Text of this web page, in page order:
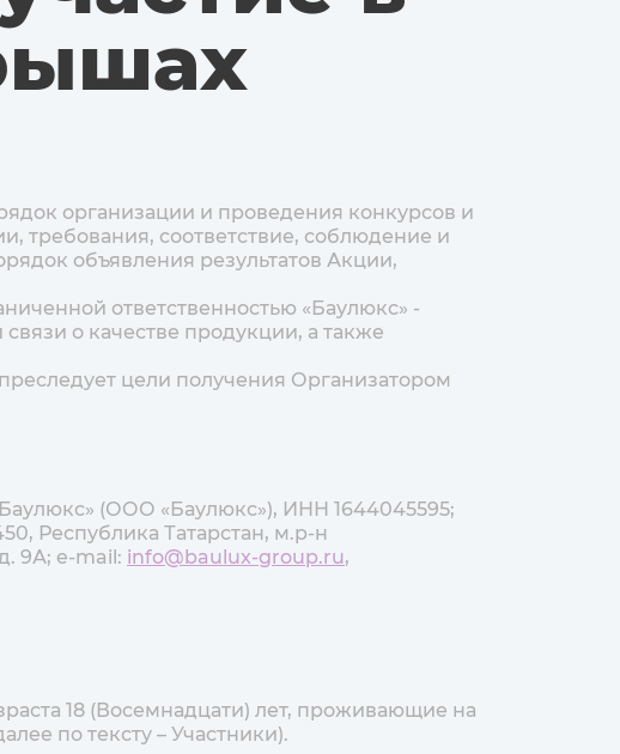
организации и проведения конкурсов и
требования, соответствие, соблюдение и
объявления результатов Акции,
ответственностью «Баулюкс» -
о качестве продукции, а также
цели получения Организатором
(ООО «Баулюкс»), ИНН 1644045595;
Республика Татарстан, м.р-н
9А; e-mail: info@baulux-group.ru,
18 (Восемнадцати) лет, проживающие на
по тексту – Участники).